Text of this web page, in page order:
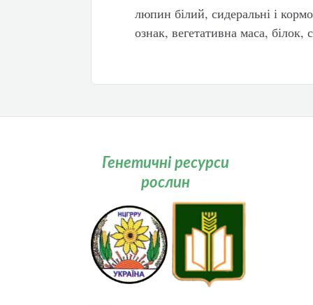
люпин білий, сидеральні і
ознак, вегетативна маса, білок,
Генетичні ресурси
рослин